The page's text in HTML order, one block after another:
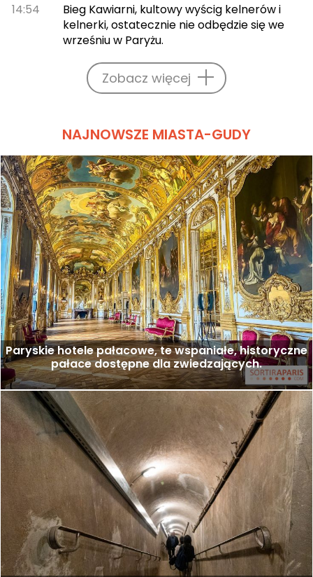
14:54
Bieg Kawiarni, kultowy wyścig kelnerów i
kelnerki, ostatecznie nie odbędzie się we
wrześniu w Paryżu.
Zobacz więcej
NAJNOWSZE MIASTA-GUDY
Paryskie hotele pałacowe, te wspaniałe, historyczne
pałace dostępne dla zwiedzających.